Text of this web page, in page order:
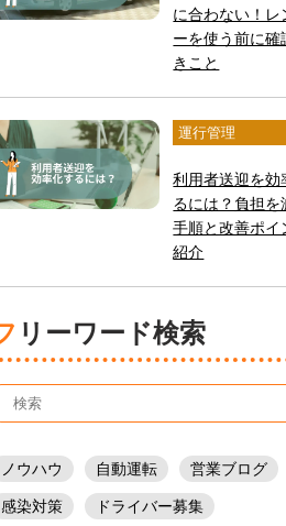
に合わない！レ
ーを使う前に確
きこと
運行管理
利用者送迎を効
るには？負担を
手順と改善ポイ
紹介
フリーワード検索
ノウハウ 自動運転 営業ブログ
感染対策 ドライバー募集